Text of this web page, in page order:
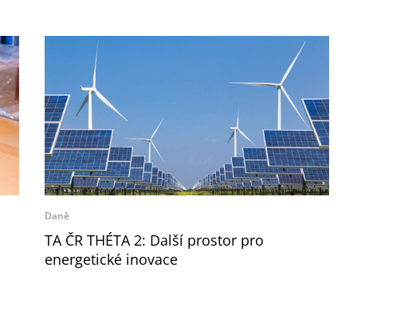
Daně
TA ČR THÉTA 2: Další prostor pro
energetické inovace